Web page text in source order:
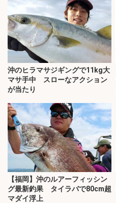
沖のヒラマサジギングで11kg大
マサ手中 スローなアクション
が当たり
【福岡】沖のルアーフィッシン
グ最新釣果 タイラバで80cm超
マダイ浮上